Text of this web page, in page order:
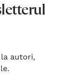
autori,